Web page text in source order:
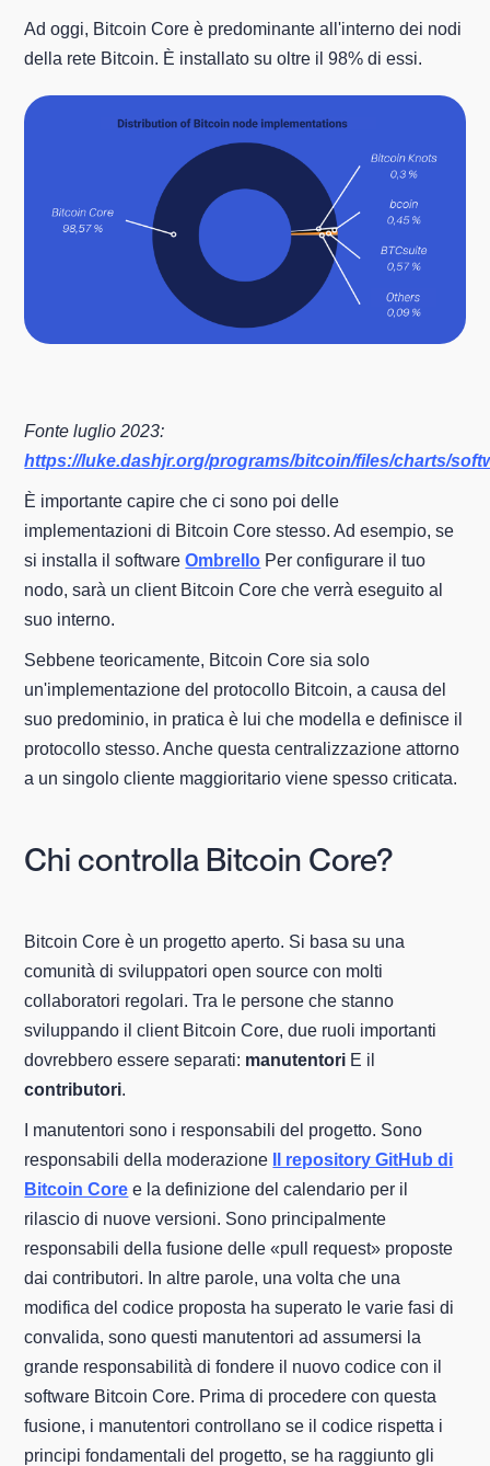
Ad oggi, Bitcoin Core è predominante all'interno dei nodi
della rete Bitcoin. È installato su oltre il 98% di essi.
Fonte luglio 2023:
https://luke.dashjr.org/programs/bitcoin/files/charts/
È importante capire che ci sono poi delle
implementazioni di Bitcoin Core stesso. Ad esempio, se
si installa il softwareOmbrello Per configurare il tuo
nodo, sarà un client Bitcoin Core che verrà eseguito al
suo interno.
Sebbene teoricamente, Bitcoin Core sia solo
un'implementazione del protocollo Bitcoin, a causa del
suo predominio, in pratica è lui che modella e definisce il
protocollo stesso. Anche questa centralizzazione attorno
a un singolo cliente maggioritario viene spesso criticata.
Chi controlla Bitcoin Core?
Bitcoin Core è un progetto aperto. Si basa su una
comunità di sviluppatori open source con molti
collaboratori regolari. Tra le persone che stanno
sviluppando il client Bitcoin Core, due ruoli importanti
dovrebbero essere separati: manutentori E il
contributori.
I manutentori sono i responsabili del progetto. Sono
responsabili della moderazione
Il repository GitHub di
Bitcoin Core e la definizione del calendario per il
rilascio di nuove versioni. Sono principalmente
responsabili della fusione delle «pull request» proposte
dai contributori. In altre parole, una volta che una
modifica del codice proposta ha superato le varie fasi di
convalida, sono questi manutentori ad assumersi la
grande responsabilità di fondere il nuovo codice con il
software Bitcoin Core. Prima di procedere con questa
fusione, i manutentori controllano se il codice rispetta i
principi fondamentali del progetto, se ha raggiunto gli